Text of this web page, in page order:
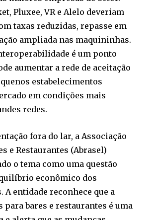
Pluxee, VR e Alelo deveriam
taxas reduzidas, repasse em
ampliada nas maquininhas.
é um ponto
aumentar a rede de aceitação
estabelecimentos
em condições mais
redes.
fora do lar, a Associação
e Restaurantes (Abrasel)
o tema como uma questão
econômico dos
A entidade reconhece que a
para bares e restaurantes é uma